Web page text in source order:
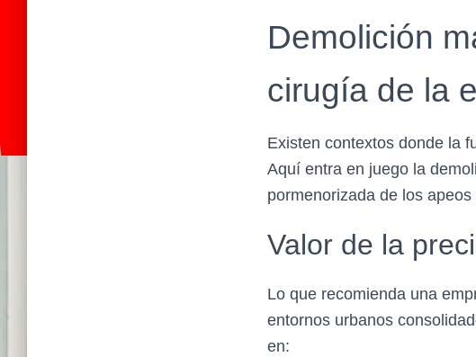
Demolición
cirugía de la
Existen contextos donde la
Aquí entra en juego la
pormenorizada de los
Valor de la
Lo que recomienda una
entornos urbanos
en: